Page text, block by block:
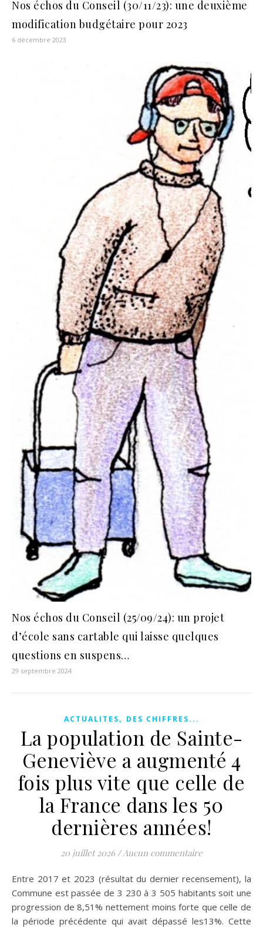
Nos échos du Conseil (30/11/23): une deuxième
modification budgétaire pour 2023
6 décembre 2023
Nos échos du Conseil (25/09/24): un projet
d’école sans cartable qui laisse quelques
questions en suspens…
29 septembre 2024
ACTUALITES, DES CHIFFRES...
La population de Sainte-
Geneviève a augmenté 4
fois plus vite que celle de
la France dans les 50
dernières années!
20 juillet 2026 / Aucun commentaire
Entre 2017 et 2023 (résultat du dernier recensement), la
Commune est passée de 3 230 à 3 505 habitants soit une
progression de 8,51% nettement moins forte que celle de
la période précédente qui avait dépassé les13%. Cette